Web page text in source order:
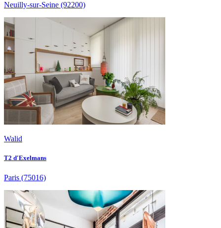
Neuilly-sur-Seine (92200)
Walid
T2 d'Exelmans
Paris (75016)